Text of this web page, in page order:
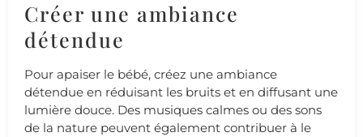
Créer une ambiance
détendue
Pour apaiser le bébé, créez une ambiance
détendue en réduisant les bruits et en diffusant une
lumière douce. Des musiques calmes ou des sons
de la nature peuvent également contribuer à le